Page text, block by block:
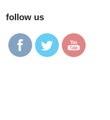
follow us